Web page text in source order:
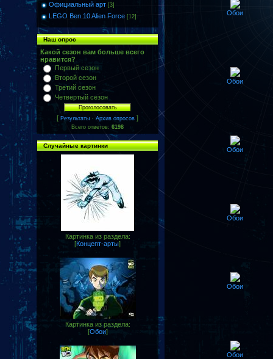
Официальный арт [3]
LEGO Ben 10 Alien Force [12]
Наш опрос
Какой сезон вам больше всего
нравится?
Первый сезон
Второй сезон
Третий сезон
Четвертый сезон
[ Результаты · Архив опросов ]
Всего ответов: 6198
Случайные картинки
Картинка из раздела:
[Концепт-арты]
Картинка из раздела:
[Обои]
Обои
Обои
Обои
Обои
Обои
Обои